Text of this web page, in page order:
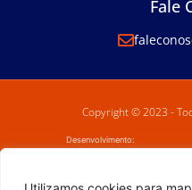
Fale
Copyright © 2023 -
Desenvolvimento: